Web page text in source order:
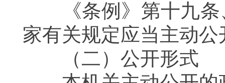
《条例》第十九条
家有关规定应当主动
（二）公开形式